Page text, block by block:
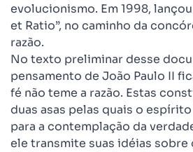
evolucionismo. Em 1998,
et Ratio”, no caminho da
razão.
No texto preliminar desse
pensamento de João Paulo II
fé não teme a razão. Estas
duas asas pelas quais o
para a contemplação da
ele transmite suas idéias sobre